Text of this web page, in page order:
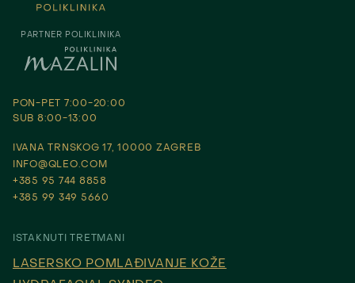
PARTNER POLIKLINIKA
PON-PET 7:00-20:00
SUB 8:00-13:00
IVANA TRNSKOG 17, 10000 ZAGREB
INFO@QLEO.COM
+385 95 744 8858
+385 99 349 5660
ISTAKNUTI TRETMANI
LASERSKO POMLAĐIVANJE KOŽE